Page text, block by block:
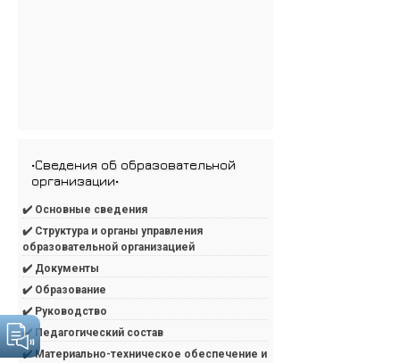
•Сведения об образовательной
организации•
✔️ Основные сведения
✔️ Структура и органы управления
образовательной организацией
✔️ Документы
✔️ Образование
✔️ Руководство
✔️ Педагогический состав
✔️ Материально-техническое обеспечение и